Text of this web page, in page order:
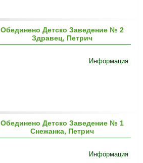
Обединено Детско Заведение № 2
Здравец, Петрич
Информация
Обединено Детско Заведение № 1
Снежанка, Петрич
Информация